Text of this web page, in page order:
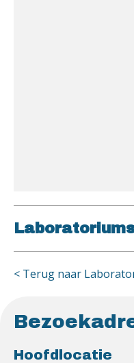
< Terug naar
Hoofdlocatie